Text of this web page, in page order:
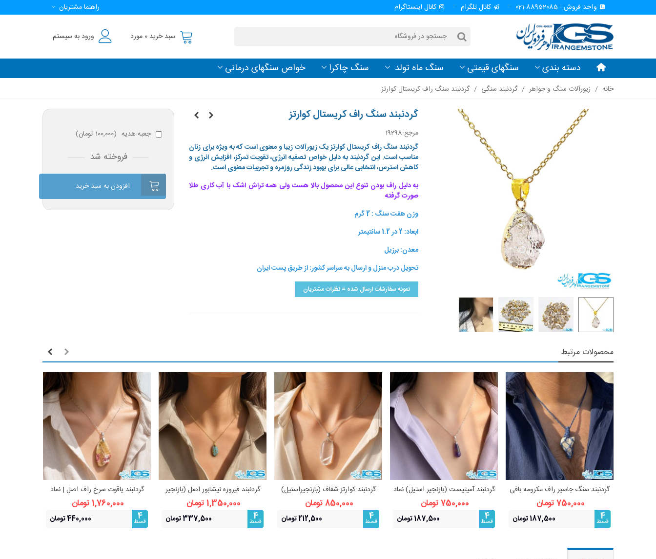
واحد فروش - 88952085-021 کانال تلگرام کانال اینستاگرام راهنما مشتریان
سبد خرید 0 مورد ورود به سیستم
دسته بندی سنگهای قیمتی سنگ ماه تولد سنگ چاکرا خواص سنگهای درمانی
خانه / زیورآلات سنگ و جواهر / گردنبند سنگی / گردنبند سنگ راف کریستال کوارتز
گردنبند سنگ راف کریستال کوارتز
مرجع:19298
گردنبند سنگ راف کریستال کوارتز یک زیورآلات زیبا و معنوی است که به ویژه برای زنان
مناسب است. این گردنبند به دلیل خواص تصفیه انرژی، تقویت تمرکز، افزایش انرژی و
کاهش استرس، انتخابی عالی برای بهبود زندگی روزمره و تجربیات معنوی است.
به دلیل راف بودن تنوع این محصول بالا هست ولی همه تراش اشک با آب کاری طلا
صورت گرفته
وزن هفت سنگ : 2 گرم
ابعاد: 2 در 1.2 سانتیمتر
معدن: برزیل
تحویل درب منزل و ارسال به سراسر کشور: از طریق پست ایران
نمونه سفارشات ارسال شده = نظرات مشتریان
جعبه هدیه (100,000 تومان )
فروخته شد
افزودن به سبد خرید
محصولات مرتبط
مشاهده بیشتر
گردنبند سنگ جاسپر راف مکرومه بافی
فری سایز
750,000 تومان
4
قسط 187,500 تومان
مشاهده بیشتر
گردنبند آمیتیست (بازنجیر استیل) نماد
آرامش و محافظت
750,000 تومان
4
قسط 187,500 تومان
مشاهده بیشتر
گردنبند کوارتز شفاف (بازنجیراستیل)
850,000 تومان
4
قسط 212,500 تومان
مشاهده بیشتر
گردنبند فیروزه نیشابور اصل (بازنجیر
استیل)
1,350,000 تومان
4
قسط 337,500 تومان
مشاهده بیشتر
گردنبند یاقوت سرخ راف اصل | نماد
عشق
1,760,000 تومان
4
قسط 440,000 تومان